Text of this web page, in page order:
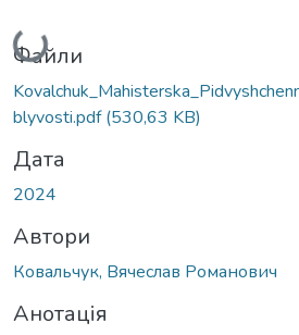
Вантажиться...
Файли
blyvosti.pdf(530,63 KB)
Дата
2024
Автори
Ковальчук, Вячеслав Романович
Анотація